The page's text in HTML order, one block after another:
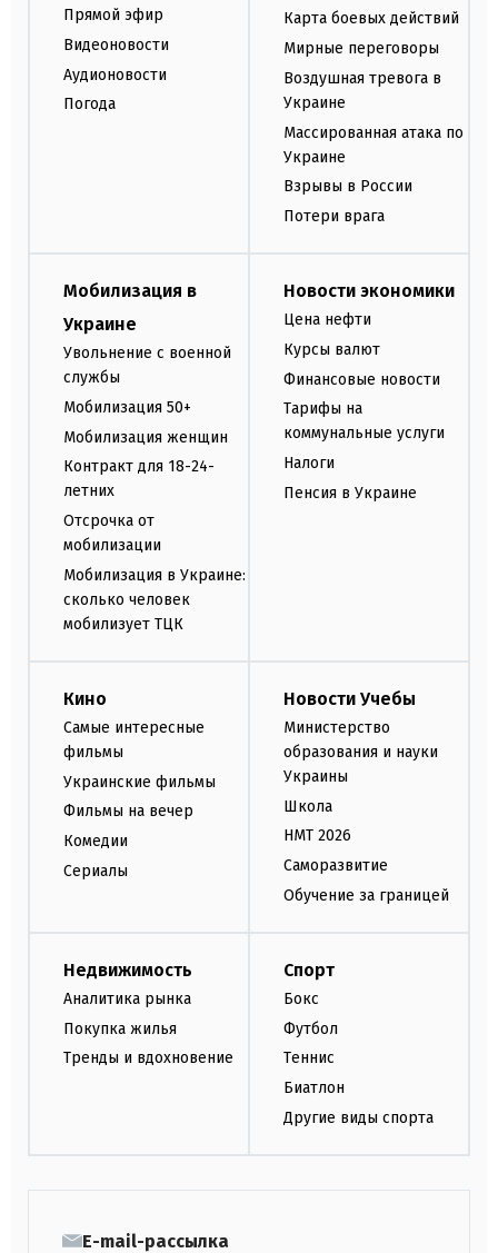
Прямой эфир
Видеоновости
Аудионовости
Погода
Карта боевых действий
Мирные переговоры
Воздушная тревога в
Украине
Массированная атака по
Украине
Взрывы в России
Потери врага
Мобилизация в
Украине
Увольнение с военной
службы
Мобилизация 50+
Мобилизация женщин
Контракт для 18-24-
летних
Отсрочка от
мобилизации
Мобилизация в Украине:
сколько человек
мобилизует ТЦК
Новости экономики
Цена нефти
Курсы валют
Финансовые новости
Тарифы на
коммунальные услуги
Налоги
Пенсия в Украине
Кино
Самые интересные
фильмы
Украинские фильмы
Фильмы на вечер
Комедии
Сериалы
Новости Учебы
Министерство
образования и науки
Украины
Школа
НМТ 2026
Саморазвитие
Обучение за границей
Недвижимость
Аналитика рынка
Покупка жилья
Тренды и вдохновение
Спорт
Бокс
Футбол
Теннис
Биатлон
Другие виды спорта
E-mail-рассылка